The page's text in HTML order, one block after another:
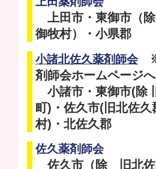
上田市・東御市（
御牧村）・小県郡
小諸北佐久薬剤師会※
剤師会ホームページ
小諸市・東御市(除
町)・佐久市(旧北佐
村)・北佐久郡
佐久薬剤師会
佐久市（除 旧北佐